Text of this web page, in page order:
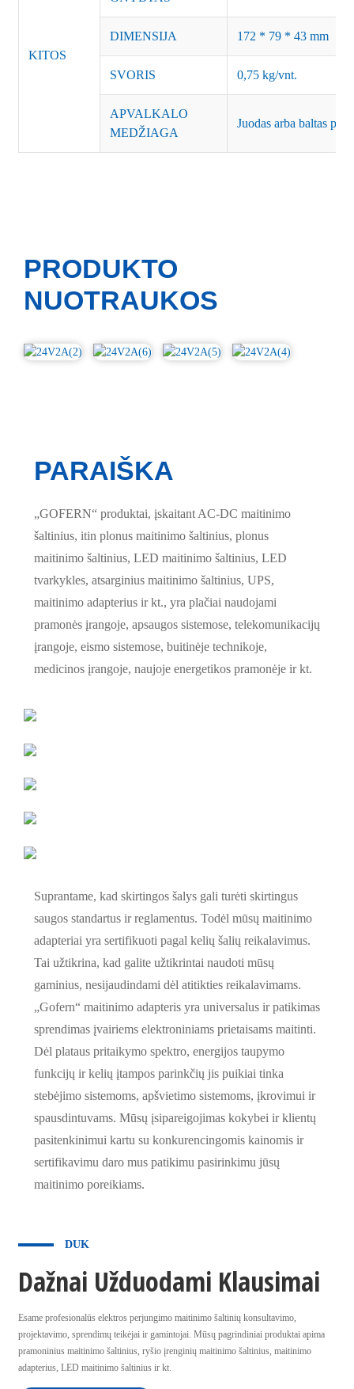
KITOS
DIMENSIJA 172 * 79 * 43 mm
SVORIS 0,75 kg/vnt.
APVALKALO
MEDŽIAGA
Juodas arba baltas
PRODUKTO
NUOTRAUKOS
PARAIŠKA
„GOFERN“ produktai, įskaitant AC-DC maitinimo
šaltinius, itin plonus maitinimo šaltinius, plonus
maitinimo šaltinius, LED maitinimo šaltinius, LED
tvarkykles, atsarginius maitinimo šaltinius, UPS,
maitinimo adapterius ir kt., yra plačiai naudojami
pramonės įrangoje, apsaugos sistemose, telekomunikacijų
įrangoje, eismo sistemose, buitinėje technikoje,
medicinos įrangoje, naujoje energetikos pramonėje ir kt.
Suprantame, kad skirtingos šalys gali turėti skirtingus
saugos standartus ir reglamentus. Todėl mūsų maitinimo
adapteriai yra sertifikuoti pagal kelių šalių reikalavimus.
Tai užtikrina, kad galite užtikrintai naudoti mūsų
gaminius, nesijaudindami dėl atitikties reikalavimams.
„Gofern“ maitinimo adapteris yra universalus ir patikimas
sprendimas įvairiems elektroniniams prietaisams maitinti.
Dėl plataus pritaikymo spektro, energijos taupymo
funkcijų ir kelių įtampos parinkčių jis puikiai tinka
stebėjimo sistemoms, apšvietimo sistemoms, įkrovimui ir
spausdintuvams. Mūsų įsipareigojimas kokybei ir klientų
pasitenkinimui kartu su konkurencingomis kainomis ir
sertifikavimu daro mus patikimu pasirinkimu jūsų
maitinimo poreikiams.
DUK
Dažnai Užduodami Klausimai
Esame profesionalūs elektros perjungimo maitinimo šaltinių konsultavimo,
projektavimo, sprendimų teikėjai ir gamintojai. Mūsų pagrindiniai produktai apima
pramoninius maitinimo šaltinius, ryšio įrenginių maitinimo šaltinius, maitinimo
adapterius, LED maitinimo šaltinius ir kt.